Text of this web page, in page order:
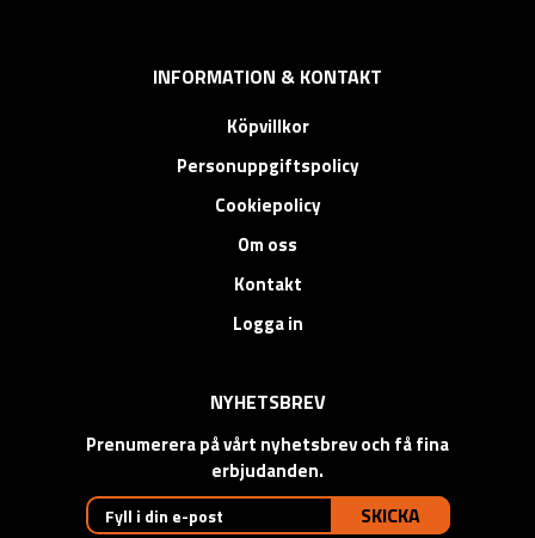
INFORMATION & KONTAKT
Köpvillkor
Personuppgiftspolicy
Cookiepolicy
Om oss
Kontakt
Logga in
NYHETSBREV
Prenumerera på vårt nyhetsbrev och få fina
erbjudanden.
SKICKA